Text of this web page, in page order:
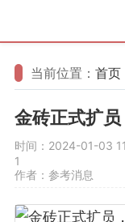
当前位置： 首页
金砖正式扩
时间：2024-01-03
1
作者：参考消息